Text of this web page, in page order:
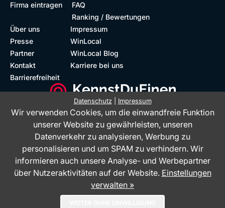
Firma eintragen
FAQ
Ranking / Bewertungen
Über uns
Presse
Partner
Kontakt
Barrierefreiheit
Impressum
WinLocal
WinLocal Blog
Karriere bei uns
Datenschutz| Impressum
Wir verwenden Cookies, um die einwandfreie Funktion
unserer Website zu gewährleisten, unseren
Datenverkehr zu analysieren, Werbung zu
personalisieren und um SPAM zu verhindern. Wir
informieren auch unsere Analyse- und Werbepartner
über Nutzeraktivitäten auf der Website. Einstellungen
verwalten »